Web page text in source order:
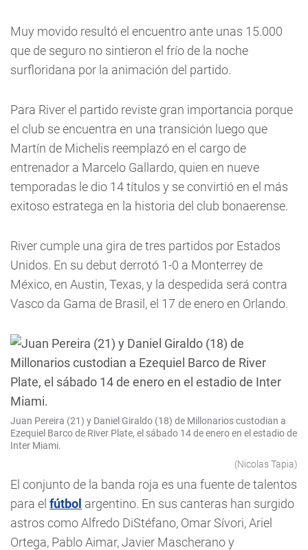
Muy movido resultó el encuentro ante unas 15.000
que de seguro no sintieron el frío de la noche
surfloridana por la animación del partido.
Para River el partido reviste gran importancia porque
el club se encuentra en una transición luego que
Martín de Michelis reemplazó en el cargo de
entrenador a Marcelo Gallardo, quien en nueve
temporadas le dio 14 títulos y se convirtió en el más
exitoso estratega en la historia del club bonaerense.
River cumple una gira de tres partidos por Estados
Unidos. En su debut derrotó 1-0 a Monterrey de
México, en Austin, Texas, y la despedida será contra
Vasco da Gama de Brasil, el 17 de enero en Orlando.
Juan Pereira (21) y Daniel Giraldo (18) de Millonarios custodian a
Ezequiel Barco de River Plate, el sábado 14 de enero en el estadio de
Inter Miami.
(Nicolas Tapia)
El conjunto de la banda roja es una fuente de talentos
para el fútbol argentino. En sus canteras han surgido
astros como Alfredo DiStéfano, Omar Sívori, Ariel
Ortega, Pablo Aimar, Javier Mascherano y